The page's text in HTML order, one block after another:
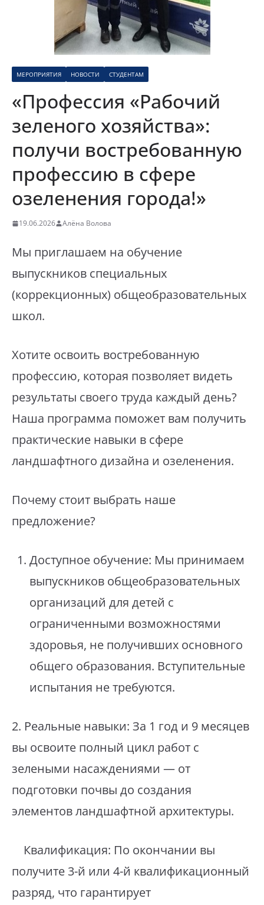
МЕРОПРИЯТИЯ НОВОСТИ СТУДЕНТАМ
«Профессия «Рабочий
зеленого хозяйства»:
получи востребованную
профессию в сфере
озеленения города!»
19.06.2026 Алёна Волова
Мы приглашаем на обучение
выпускников специальных
(коррекционных) общеобразовательных
школ.
Хотите освоить востребованную
профессию, которая позволяет видеть
результаты своего труда каждый день?
Наша программа поможет вам получить
практические навыки в сфере
ландшафтного дизайна и озеленения.
Почему стоит выбрать наше
предложение?
Доступное обучение: Мы принимаем
выпускников общеобразовательных
организаций для детей с
ограниченными возможностями
здоровья, не получивших основного
общего образования. Вступительные
испытания не требуются.
2. Реальные навыки: За 1 год и 9 месяцев
вы освоите полный цикл работ с
зелеными насаждениями — от
подготовки почвы до создания
элементов ландшафтной архитектуры.
Квалификация: По окончании вы
получите 3-й или 4-й квалификационный
разряд, что гарантирует